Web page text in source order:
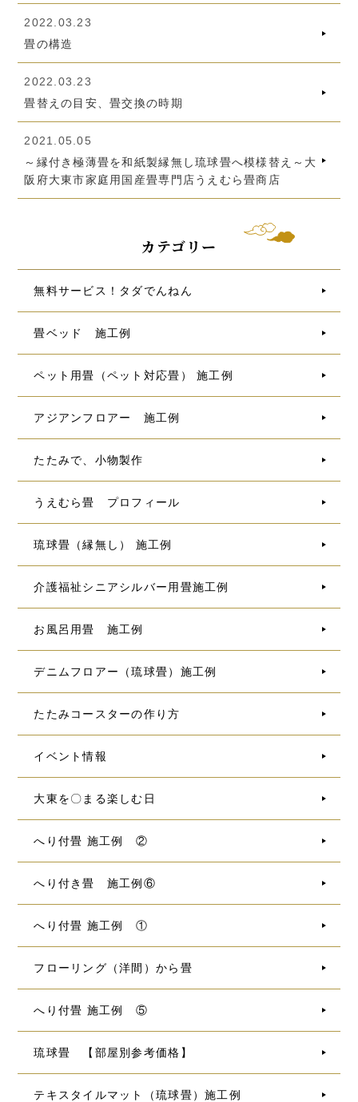
2022.03.23
畳の構造
2022.03.23
畳替えの目安、畳交換の時期
2021.05.05
～縁付き極薄畳を和紙製縁無し琉球畳へ模様替え～大
阪府大東市家庭用国産畳専門店うえむら畳商店
カテゴリー
無料サービス！タダでんねん
畳ベッド 施工例
ペット用畳（ペット対応畳） 施工例
アジアンフロアー 施工例
たたみで、小物製作
うえむら畳 プロフィール
琉球畳（縁無し） 施工例
介護福祉シニアシルバー用畳施工例
お風呂用畳 施工例
デニムフロアー（琉球畳）施工例
たたみコースターの作り方
イベント情報
大東を〇まる楽しむ日
へり付畳 施工例 ②
へり付き畳 施工例⑥
へり付畳 施工例 ①
フローリング（洋間）から畳
へり付畳 施工例 ⑤
琉球畳 【部屋別参考価格】
テキスタイルマット（琉球畳）施工例